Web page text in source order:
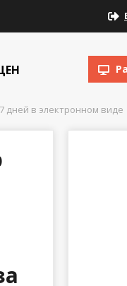
дней в электронном виде